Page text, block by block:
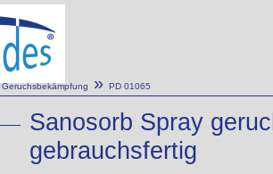
Geruchsbekämpfung » PD 01065
Sanosorb Spray
gebrauchsfertig